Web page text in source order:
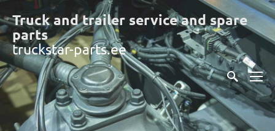
Truck and trailer service and spare
parts
truckstar-parts.ee